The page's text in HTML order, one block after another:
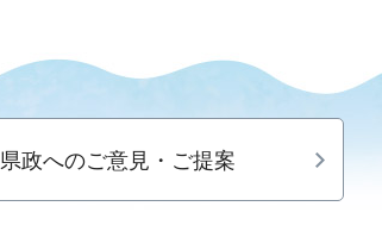
県政へのご意見・ご提案